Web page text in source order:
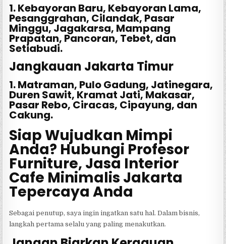
1. Kebayoran Baru, Kebayoran Lama,
Pesanggrahan, Cilandak, Pasar
Minggu, Jagakarsa, Mampang
Prapatan, Pancoran, Tebet, dan
Setiabudi.
Jangkauan Jakarta Timur
1. Matraman, Pulo Gadung, Jatinegara,
Duren Sawit, Kramat Jati, Makasar,
Pasar Rebo, Ciracas, Cipayung, dan
Cakung.
Siap Wujudkan Mimpi
Anda? Hubungi Profesor
Furniture, Jasa Interior
Cafe Minimalis Jakarta
Tepercaya Anda
Sebagai penutup, saya ingin ingatkan satu hal. Dalam bisnis,
langkah pertama selalu yang paling menakutkan.